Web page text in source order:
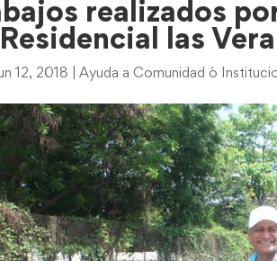
realizados
las
12, 2018 |Ayuda a Comunidad ò